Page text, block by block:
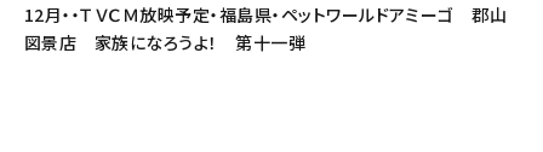
12月・・ＴＶＣＭ放映予定・福島県・ペットワールドアミーゴ 郡山
図景店 家族になろうよ！ 第十一弾